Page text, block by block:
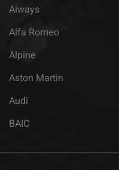
Aiways
Alfa Romeo
Alpine
Aston Martin
Audi
BAIC